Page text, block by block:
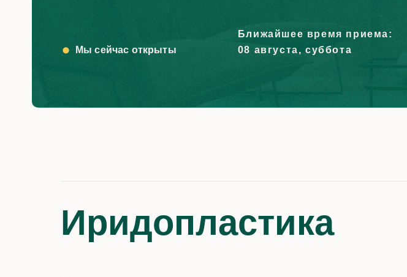
Мы сейчас открыты
Ближайшее время приема:
08 августа, суббота
Иридопластика